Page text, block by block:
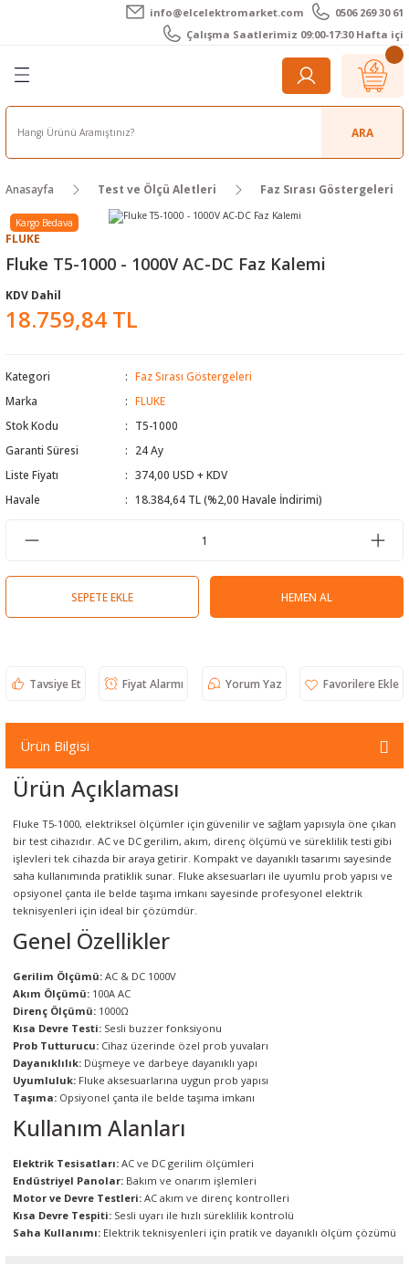
info@elcelektromarket.com
0506 269 30 61
Çalışma Saatlerimiz 09:00-17:30 Hafta içi
Geri Dön
Geri Dön
Cihazı
Geri Dön
Kameralar
Geri Dön
Cihazları
Ölçerler
Cihazları
Geri Dön
Teli - Pasta
Geri Dön
ARA
Anasayfa Test ve Ölçü Aletleri Faz Sırası Göstergeleri
Kargo Bedava
FLUKE
Fluke T5-1000 - 1000V AC-DC Faz Kalemi
KDV Dahil
18.759,84 TL
Kategori
Faz Sırası Göstergeleri
Marka
FLUKE
Stok Kodu
T5-1000
Garanti Süresi
24 Ay
Liste Fiyatı
374,00 USD + KDV
Havale
18.384,64 TL (%2,00 Havale İndirimi)
SEPETE EKLE HEMEN AL
Tavsiye Et Fiyat Alarmı Yorum Yaz
Ürün Bilgisi
Ürün Açıklaması
Fluke T5-1000, elektriksel ölçümler için güvenilir ve sağlam yapısıyla öne çıkan
bir test cihazıdır. AC ve DC gerilim, akım, direnç ölçümü ve süreklilik testi gibi
işlevleri tek cihazda bir araya getirir. Kompakt ve dayanıklı tasarımı sayesinde
saha kullanımında pratiklik sunar. Fluke aksesuarları ile uyumlu prob yapısı ve
opsiyonel çanta ile belde taşıma imkanı sayesinde profesyonel elektrik
teknisyenleri için ideal bir çözümdür.
Genel Özellikler
Gerilim Ölçümü: AC & DC 1000V
Akım Ölçümü: 100A AC
Direnç Ölçümü: 1000Ω
Kısa Devre Testi: Sesli buzzer fonksiyonu
Prob Tutturucu: Cihaz üzerinde özel prob yuvaları
Dayanıklılık: Düşmeye ve darbeye dayanıklı yapı
Uyumluluk: Fluke aksesuarlarına uygun prob yapısı
Taşıma: Opsiyonel çanta ile belde taşıma imkanı
Kullanım Alanları
Elektrik Tesisatları: AC ve DC gerilim ölçümleri
Endüstriyel Panolar: Bakım ve onarım işlemleri
Motor ve Devre Testleri: AC akım ve direnç kontrolleri
Kısa Devre Tespiti: Sesli uyarı ile hızlı süreklilik kontrolü
Saha Kullanımı: Elektrik teknisyenleri için pratik ve dayanıklı ölçüm çözümü